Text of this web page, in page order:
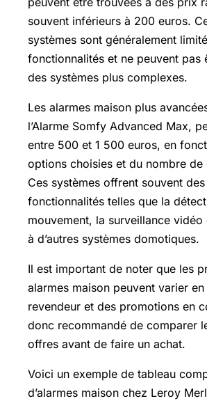
souvent inférieurs à 200 euros.
systèmes sont généralement
fonctionnalités et ne peuvent pas
des systèmes plus complexes.
Les alarmes maison plus
l’Alarme Somfy Advanced Max,
entre 500 et 1 500 euros, en
options choisies et du nombre de
Ces systèmes offrent souvent des
fonctionnalités telles que la
mouvement, la surveillance vidéo
à d’autres systèmes domotiques.
Il est important de noter que les
alarmes maison peuvent varier
revendeur et des promotions en
donc recommandé de comparer
offres avant de faire un achat.
Voici un exemple de tableau
d’alarmes maison chez Leroy